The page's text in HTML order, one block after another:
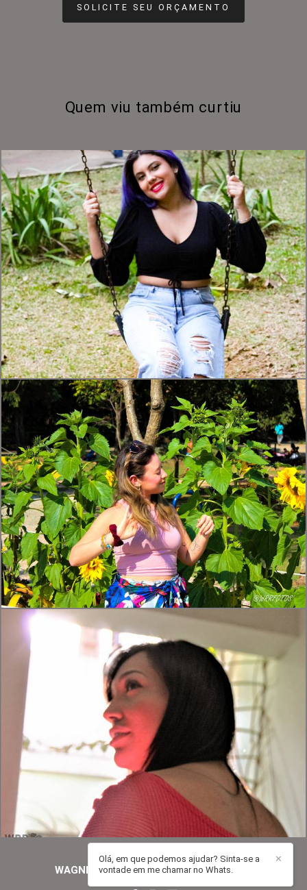
SOLICITE SEU ORÇAMENTO
Quem viu também curtiu
308 0
316 5
267
WAGNER RAMALHO ROMAO/CONTATO
✕
Olá, em que podemos ajudar? Sinta-se a
vontade em me chamar no Whats.